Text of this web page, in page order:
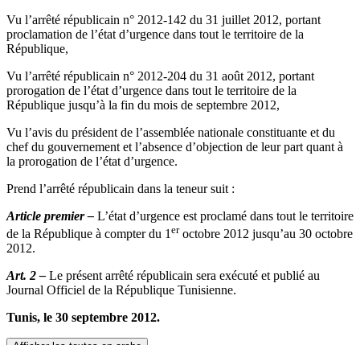
Vu l’arrêté républicain n° 2012-142 du 31 juillet 2012, portant
proclamation de l’état d’urgence dans tout le territoire de la
République,
Vu l’arrêté républicain n° 2012-204 du 31 août 2012, portant
prorogation de l’état d’urgence dans tout le territoire de la
République jusqu’à la fin du mois de septembre 2012,
Vu l’avis du président de l’assemblée nationale constituante et du
chef du gouvernement et l’absence d’objection de leur part quant à
la prorogation de l’état d’urgence.
Prend l’arrêté républicain dans la teneur suit :
Article premier – L’état d’urgence est proclamé dans tout le territoire
de la République à compter du 1 eroctobre 2012 jusqu’au 30 octobre
2012.
Art. 2 – Le présent arrêté républicain sera exécuté et publié au
Journal Officiel de la République Tunisienne.
Tunis, le 30 septembre 2012.